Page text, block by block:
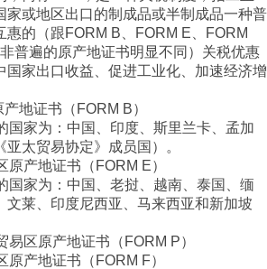
家或地区出口的制成品或半制成品一种普
惠的（跟FORM B、FORM E、FORM
普遍的原产地证书明显不同）关税优惠
国家出口收益、促进工业化、加速经济增
地证书（FORM B）
国家为：中国、印度、斯里兰卡、孟加
太贸易协定》成员国）。
产地证书（FORM E）
国家为：中国、老挝、越南、泰国、缅
文莱、印度尼西亚、马来西亚和新加坡
易区原产地证书（FORM P）
原产地证书（FORM F）